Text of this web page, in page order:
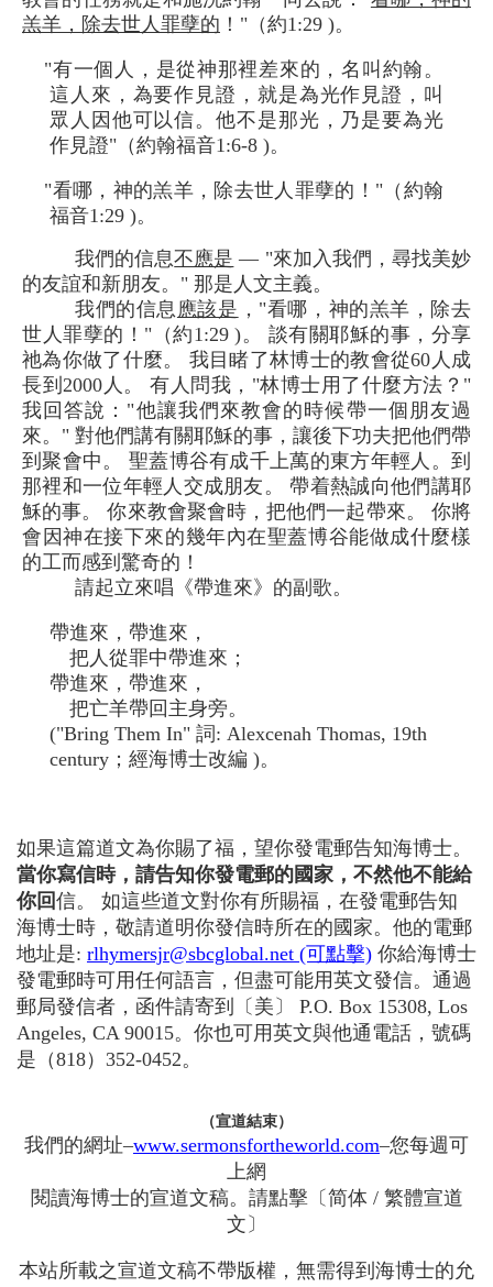
羔羊，除去世人罪孽的 ！"（約1:29 )。
"有一個人，是從神那裡差來的，名叫約翰。
這人來，為要作見證，就是為光作見證，叫
眾人因他可以信。他不是那光，乃是要為光
作見證"（約翰福音1:6-8 )。
"看哪，神的羔羊，除去世人罪孽的！"（約翰
福音1:29 )。
我們的信息不應是 — "來加入我們，尋找美妙
的友誼和新朋友。" 那是人文主義。
我們的信息 應該是 ，"看哪，神的羔羊，除去
世人罪孽的！"（約1:29 )。 談有關耶穌的事，分享
祂為你做了什麼。 我目睹了林博士的教會從60人成
長到2000人。 有人問我，"林博士用了什麼方法？"
我回答說："他讓我們來教會的時候帶一個朋友過
來。" 對他們講有關耶穌的事，讓後下功夫把他們帶
到聚會中。 聖蓋博谷有成千上萬的東方年輕人。到
那裡和一位年輕人交成朋友。 帶着熱誠向他們講耶
穌的事。 你來教會聚會時，把他們一起帶來。 你將
會因神在接下來的幾年內在聖蓋博谷能做成什麼樣
的工而感到驚奇的！
請起立來唱《帶進來》的副歌。
帶進來，帶進來，
把人從罪中帶進來；
帶進來，帶進來，
把亡羊帶回主身旁。
("Bring Them In" 詞: Alexcenah Thomas, 19th
century；經海博士改編 )。
如果這篇道文為你賜了福，望你發電郵告知海博士。
當你寫信時，請告知你發電郵的國家，不然他不能給
你回信。 如這些道文對你有所賜福，在發電郵告知
海博士時，敬請道明你發信時所在的國家。他的電郵
地址是: rlhymersjr@sbcglobal.net (可點擊) 你給海博士
發電郵時可用任何語言，但盡可能用英文發信。通過
郵局發信者，函件請寄到〔美〕 P.O. Box 15308, Los
Angeles, CA 90015。你也可用英文與他通電話，號碼
是（818）352-0452。
（宣道結束）
我們的網址–www.sermonsfortheworld.com–您每週可
上網
閱讀海博士的宣道文稿。請點擊〔简体 / 繁體宣道
文〕
本站所載之宣道文稿不帶版權，無需得到海博士的允